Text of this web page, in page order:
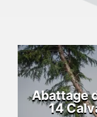
Abattage
14